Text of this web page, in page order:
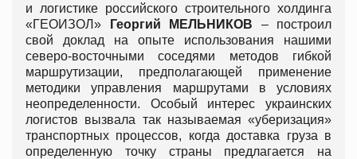
и логистике российского строительного холдинга
«ГЕОИЗОЛ»
Георгий МЕЛЬНИКОВ – построил
свой доклад на опыте использования нашими
северо-восточными соседями методов гибкой
маршрутизации, предполагающей применение
методики управления маршрутами в условиях
неопределенности. Особый интерес украинских
логистов вызвала так называемая «уберизация»
транспортных процессов, когда доставка груза в
определенную точку страны предлагается на